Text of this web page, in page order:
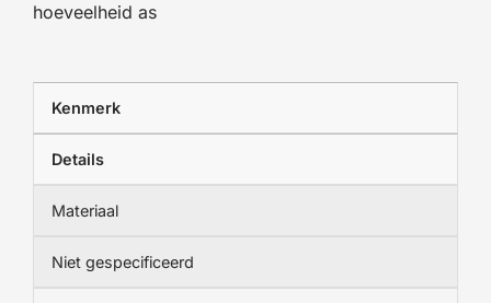
hoeveelheid as
Kenmerk
Details
Materiaal
Niet gespecificeerd